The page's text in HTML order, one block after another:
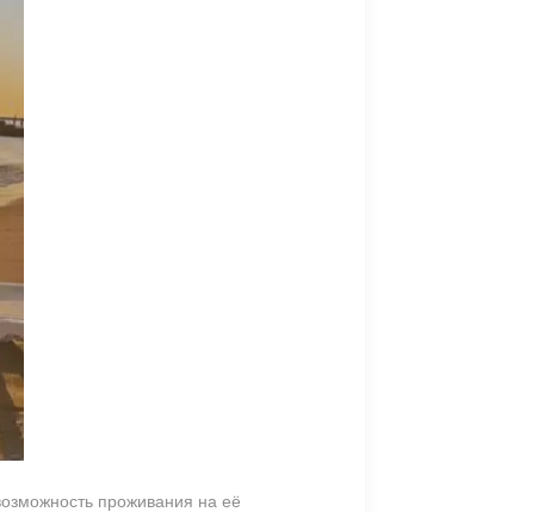
проживания на её